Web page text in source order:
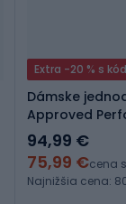
Extra -20 % s
Dámske
Approved
black/gold
94,99 €
75,99 €cena
Najnižšia cena: